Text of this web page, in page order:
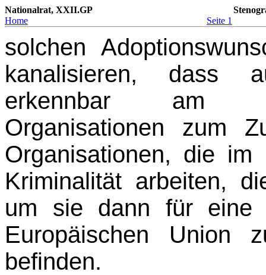
Nationalrat, XXII.GP
Home
Seite 1
solchen
kanalisieren, dass
erkennbar am
Organisationen zum
Organisationen, die im
Kriminalität arbei­ten,
um sie dann für eine
Europäischen Union
befinden.